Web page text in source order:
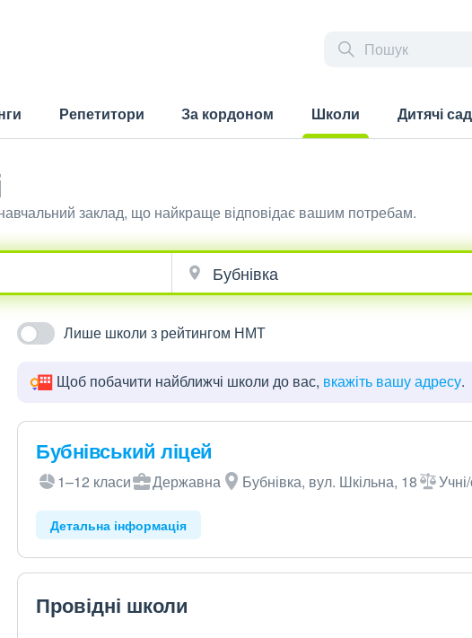
Репетитори За кордоном
Школи
Дитячі
заклад, що найкраще відповідає вашим потребам.
Лише школи з рейтингом НМТ
Щоб побачити найближчі школи до вас, вкажіть вашу адресу.
Бубнівський ліцей
1–12 класи Державна Бубнівка, вул. Шкільна, 18
Детальна інформація
Провідні школи